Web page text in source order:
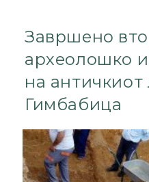
Завршено
археолошко
на античкиот
Гимбабица